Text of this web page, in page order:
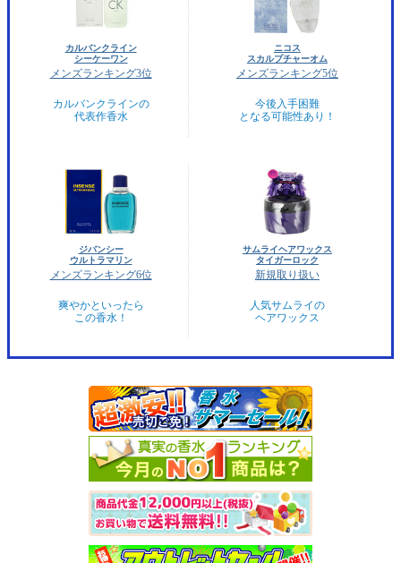
カルバンクライン
シーケーワン
メンズランキング3位
カルバンクラインの
代表作香水
ニコス
スカルプチャーオム
メンズランキング5位
今後入手困難
となる可能性あり！
ジバンシー
ウルトラマリン
メンズランキング6位
爽やかといったら
この香水！
サムライヘアワックス
タイガーロック
新規取り扱い
人気サムライの
ヘアワックス